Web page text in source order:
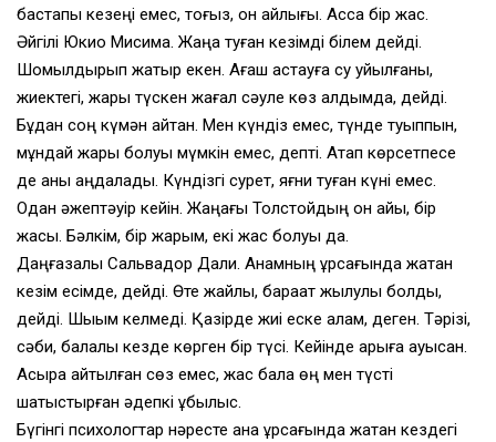
бастапқы кезеңі емес, тоғыз, он айлығы. Асса бір жас.
Әйгілі Юкио Мисима. Жаңа туған кезімді білем дейді.
Шомылдырып жатыр екен. Ағаш астауға су қуйылғаны,
жиектегі, жарық түскен жағал сәуле көз алдымда, дейді.
Бұдан соң күмән айтқан. Мен күндіз емес, түнде туыппын,
мұндай жарық болуы мүмкін емес, депті. Атап көрсетпесе
де анық аңдалады. Күндізгі сурет, яғни туған күні емес.
Одан әжептәуір кейін. Жаңағы Толстойдың он айы, бір
жасы. Бәлкім, бір жарым, екі жас болуы да.
Даңғазалы Сальвадор Дали. Анамның құрсағында жатқан
кезім есімде, дейді. Өте жайлы, барақат жылулы болды,
дейді. Шыққым келмеді. Қазірде жиі еске алам, деген. Тәрізі,
сәби, балалық кезде көрген бір түсі. Кейінде арыға ауысқан.
Асыра айтылған сөз емес, жас бала өң мен түсті
шатыстырған әдепкі құбылыс.
Бүгінгі психологтар нәресте ана құрсағында жатқан кездегі